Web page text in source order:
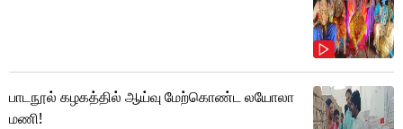
பாடநூல் கழகத்தில் ஆய்வு மேற்கொண்ட லயோலா
மணி!